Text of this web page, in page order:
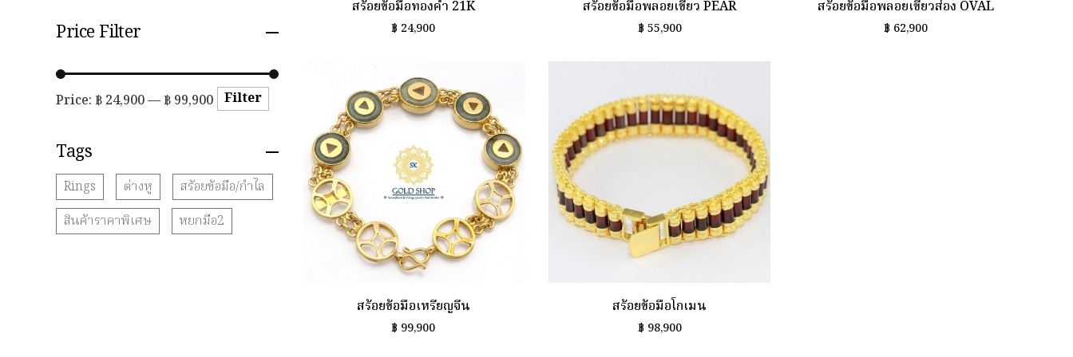
Price Filter
Price:฿ 24,900—฿ 99,900 Filter
Tags
Rings ต่างหู
สร้อยข้อมือ/กำไล
สินค้าราคาพิเศษ
หยกมือ2
สร้อยข้อมือทองคำ 21K
฿ 24,900
สร้อยข้อมือพลอยเขียว PEAR
฿ 55,900
สร้อยข้อมือพลอยเขียวส่อง OVAL
฿ 62,900
สร้อยข้อมือเหรียญจีน
฿ 99,900
สร้อยข้อมือโกเมน
฿ 98,900